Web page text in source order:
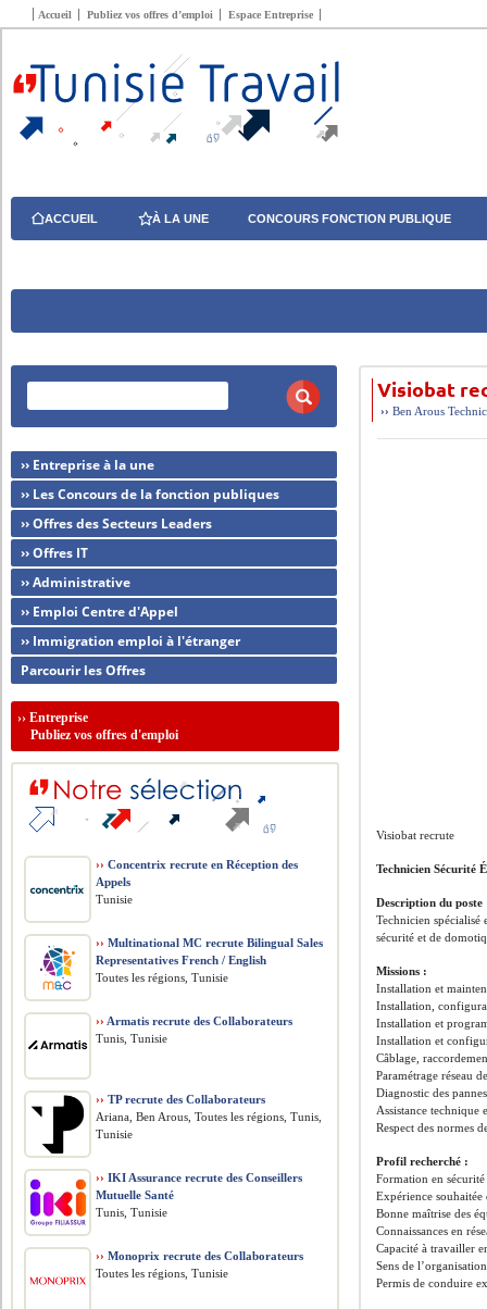
Accueil Publiez vos offres d’emploi Espace Entreprise
ACCUEIL À LA UNE CONCOURS FONCTION PUBLIQUE
Visiobat
››Ben Arous
Visiobat recrute
Technicien Sécurité
Description du poste
Technicien spécialisé
sécurité et de
Missions :
Installation et
Installation,
Installation et
Installation et
Câblage,
Paramétrage réseau
Diagnostic des
Assistance technique
Respect des normes
Profil recherché :
Formation en
Expérience souhaitée
Bonne maîtrise des
Connaissances en
Capacité à travailler
Sens de
Permis de conduire
›› Entreprise à la une
›› Les Concours de la fonction publiques
›› Offres des Secteurs Leaders
›› Offres IT
›› Administrative
›› Emploi Centre d'Appel
›› Immigration emploi à l'étranger
Parcourir les Offres
››Entreprise
Publiez vos offres d'emploi
›› Concentrix recrute en Réception des
Appels
Tunisie
›› Multinational MC recrute Bilingual Sales
Representatives French / English
Toutes les régions, Tunisie
›› Armatis recrute des Collaborateurs
Tunis, Tunisie
›› TP recrute des Collaborateurs
Ariana, Ben Arous, Toutes les régions, Tunis,
Tunisie
›› IKI Assurance recrute des Conseillers
Mutuelle Santé
Tunis, Tunisie
›› Monoprix recrute des Collaborateurs
Toutes les régions, Tunisie